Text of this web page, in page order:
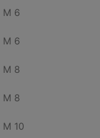
M 6
M 6
M 8
M 8
M 10